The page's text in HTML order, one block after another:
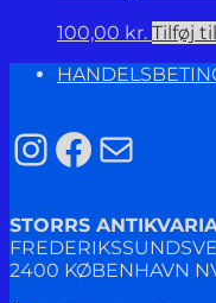
100,00 kr. Tilføj
Instagram
Mail
STORRS
2400 KØBENHAVN